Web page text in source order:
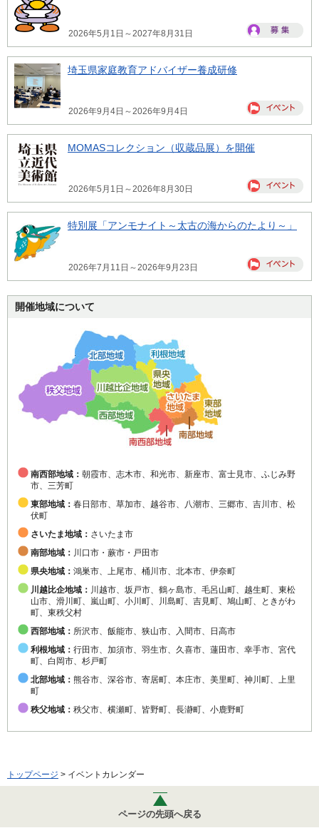
2026年5月1日～2027年8月31日
埼玉県家庭教育アドバイザー養成研修
2026年9月4日～2026年9月4日
MOMASコレクション（収蔵品展）を開催
2026年5月1日～2026年8月30日
特別展「アンモナイト～太古の海からのたより～」
2026年7月11日～2026年9月23日
開催地域について
南西部地域： 朝霞市、志木市、和光市、新座市、富士見市、ふじみ野
市、三芳町
東部地域： 春日部市、草加市、越谷市、八潮市、三郷市、吉川市、松
伏町
さいたま地域： さいたま市
南部地域： 川口市・蕨市・戸田市
県央地域： 鴻巣市、上尾市、桶川市、北本市、伊奈町
川越比企地域： 川越市、坂戸市、鶴ヶ島市、毛呂山町、越生町、東松
山市、滑川町、嵐山町、小川町、川島町、吉見町、鳩山町、ときがわ
町、東秩父村
西部地域： 所沢市、飯能市、狭山市、入間市、日高市
利根地域： 行田市、加須市、羽生市、久喜市、蓮田市、幸手市、宮代
町、白岡市、杉戸町
北部地域： 熊谷市、深谷市、寄居町、本庄市、美里町、神川町、上里
町
秩父地域： 秩父市、横瀬町、皆野町、長瀞町、小鹿野町
トップページ > イベントカレンダー
ページの先頭へ戻る